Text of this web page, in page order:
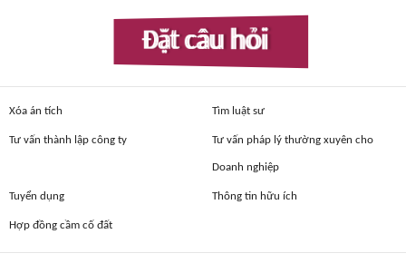
Đặt câu hỏi
Xóa án tích Tìm luật sư
Tư vấn thành lập công ty Tư vấn pháp lý thường xuyên cho
Doanh nghiệp
Tuyển dụng Thông tin hữu ích
Hợp đồng cầm cố đất